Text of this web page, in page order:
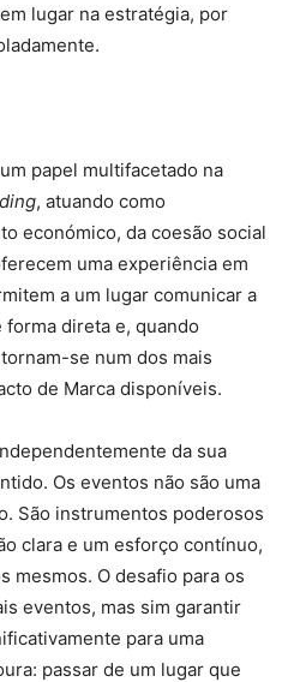
lugar na estratégia, por
papel multifacetado na
, atuando como
económico, da coesão social
uma experiência em
a um lugar comunicar a
direta e, quando
se num dos mais
de Marca disponíveis.
da sua
Os eventos não são uma
São instrumentos poderosos
clara e um esforço contínuo,
mesmos. O desafio para os
eventos, mas sim garantir
para uma
passar de um lugar que